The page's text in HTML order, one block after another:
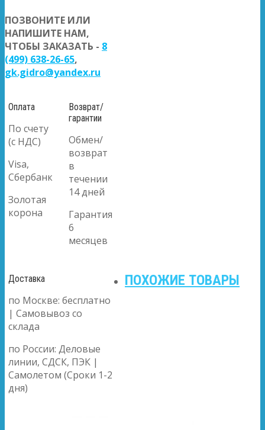
ПОЗВОНИТЕ ИЛИ
НАПИШИТЕ НАМ,
ЧТОБЫ ЗАКАЗАТЬ - 8
(499) 638-26-65,
gk.gidro@yandex.ru
Оплата
По счету
(с НДС)
Visa,
Сбербанк
Золотая
корона
Возврат/
гарантии
Обмен/
возврат
в
течении
14 дней
Гарантия
6
месяцев
Доставка
по Москве: бесплатно
| Самовывоз со
склада
по России: Деловые
линии, СДСК, ПЭК |
Самолетом (Сроки 1-2
дня)
ПОХОЖИЕ ТОВАРЫ